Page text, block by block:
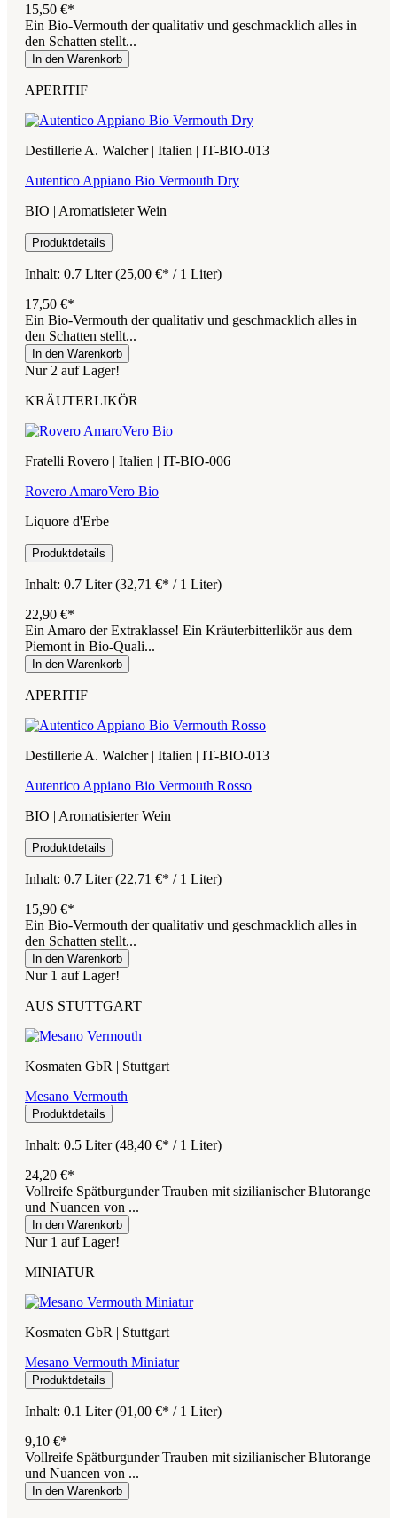
15,50 €*
Ein Bio-Vermouth der qualitativ und geschmacklich alles in
den Schatten stellt...
In den Warenkorb
APERITIF
Destillerie A. Walcher | Italien | IT-BIO-013
Autentico Appiano Bio Vermouth Dry
BIO | Aromatisieter Wein
Produktdetails
Inhalt: 0.7 Liter(25,00 €* / 1 Liter)
17,50 €*
Ein Bio-Vermouth der qualitativ und geschmacklich alles in
den Schatten stellt...
In den Warenkorb
Nur 2 auf Lager!
KRÄUTERLIKÖR
Fratelli Rovero | Italien | IT-BIO-006
Rovero AmaroVero Bio
Liquore d'Erbe
Produktdetails
Inhalt: 0.7 Liter(32,71 €* / 1 Liter)
22,90 €*
Ein Amaro der Extraklasse! Ein Kräuterbitterlikör aus dem
Piemont in Bio-Quali...
In den Warenkorb
APERITIF
Destillerie A. Walcher | Italien | IT-BIO-013
Autentico Appiano Bio Vermouth Rosso
BIO | Aromatisierter Wein
Produktdetails
Inhalt: 0.7 Liter(22,71 €* / 1 Liter)
15,90 €*
Ein Bio-Vermouth der qualitativ und geschmacklich alles in
den Schatten stellt...
In den Warenkorb
Nur 1 auf Lager!
AUS STUTTGART
Kosmaten GbR | Stuttgart
Mesano Vermouth
Produktdetails
Inhalt: 0.5 Liter(48,40 €* / 1 Liter)
24,20 €*
Vollreife Spätburgunder Trauben mit sizilianischer Blutorange
und Nuancen von ...
In den Warenkorb
Nur 1 auf Lager!
MINIATUR
Kosmaten GbR | Stuttgart
Mesano Vermouth Miniatur
Produktdetails
Inhalt: 0.1 Liter(91,00 €* / 1 Liter)
9,10 €*
Vollreife Spätburgunder Trauben mit sizilianischer Blutorange
und Nuancen von ...
In den Warenkorb